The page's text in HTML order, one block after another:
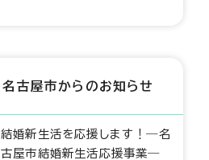
名古屋市からのお知らせ
結婚新生活を応援します！―名
古屋市結婚新生活応援事業―